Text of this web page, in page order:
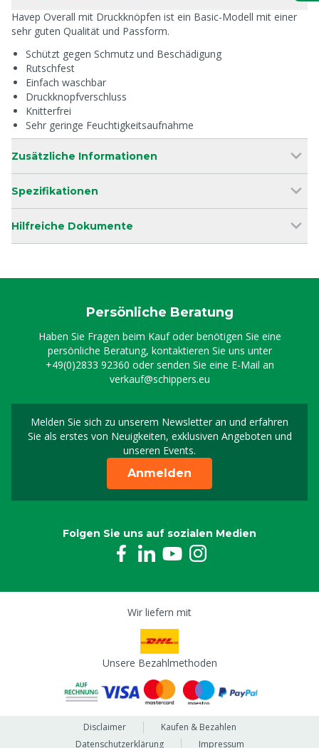
Havep Overall mit Druckknöpfen ist ein Basic-Modell mit einer
sehr guten Qualität und Passform.
Schützt gegen Schmutz und Beschädigung
Rutschfest
Einfach waschbar
Druckknopfverschluss
Knitterfrei
Sehr geringe Feuchtigkeitsaufnahme
Zusätzliche Informationen
Spezifikationen
Hilfreiche Dokumente
Persönliche Beratung
Haben Sie Fragen beim Kauf oder benötigen Sie eine
persönliche Beratung, kontaktieren Sie uns unter
+49(0)2833 92360 oder senden Sie eine E-Mail an
verkauf@schippers.eu
Melden Sie sich zu unserem Newsletter an und erfahren
Sie als erstes von Neuigkeiten, exklusiven Angeboten und
unseren Events.
Melden Sie sich für
Anmelden
Folgen Sie uns auf sozialen Medien
Wir liefern mit
Unsere Bezahlmethoden
Disclaimer
Kaufen & Bezahlen
Datenschutzerklärung
Impressum